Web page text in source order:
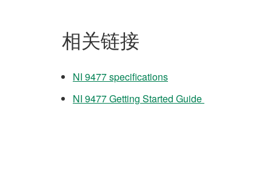
相关链接
NI 9477 specifications
NI 9477 Getting Started Guide